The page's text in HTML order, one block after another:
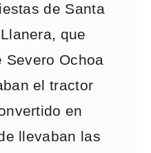
de Santa
que
Severo Ochoa
el tractor
en
llevaban las